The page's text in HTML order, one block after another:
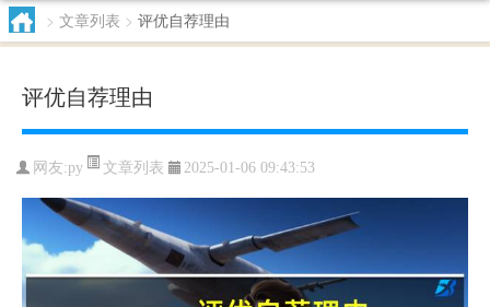
> 文章列表 > 评优自荐理由
评优自荐理由
网友:py 文章列表 2025-01-06 09:43:53